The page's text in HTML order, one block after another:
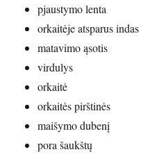
pjaustymo lenta
orkaitėje atsparus indas
matavimo ąsotis
virdulys
orkaitė
orkaitės pirštinės
maišymo dubenį
pora šaukštų